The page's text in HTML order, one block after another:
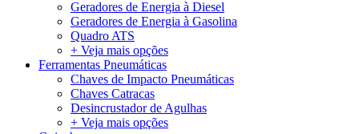
Geradores de Energia à Diesel
Geradores de Energia à Gasolina
Quadro ATS
+ Veja mais opções
Ferramentas Pneumáticas
Chaves de Impacto Pneumáticas
Chaves Catracas
Desincrustador de Agulhas
+ Veja mais opções